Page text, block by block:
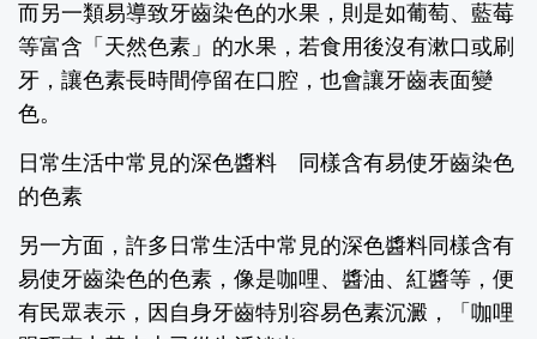
而另一類易導致牙齒染色的水果，則是如葡萄、藍莓
等富含「天然色素」的水果，若食用後沒有漱口或刷
牙，讓色素長時間停留在口腔，也會讓牙齒表面變
色。
日常生活中常見的深色醬料 同樣含有易使牙齒染色
的色素
另一方面，許多日常生活中常見的深色醬料同樣含有
易使牙齒染色的色素，像是咖哩、醬油、紅醬等，便
有民眾表示，因自身牙齒特別容易色素沉澱，「咖哩